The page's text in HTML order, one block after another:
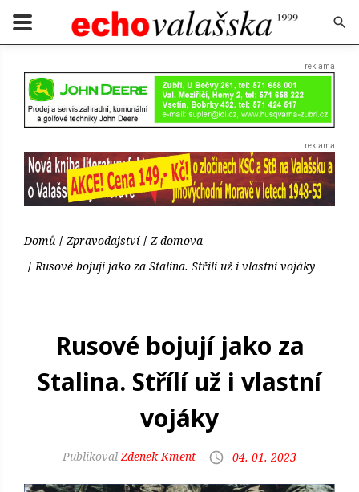
Domů Zpravodajství
Z domova
Rusové bojují jako za Stalina. Střílí už i vlastní vojáky
Rusové bojují jako za
Stalina. Střílí už i vlastní
vojáky
Zdenek Kment 04. 01. 2023